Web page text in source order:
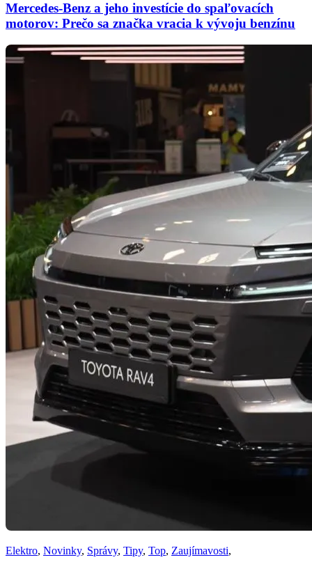
Mercedes-Benz a jeho investície do spaľovacích
motorov: Prečo sa značka vracia k vývoju benzínu
Elektro, Novinky, Správy, Tipy, Top, Zaujímavosti,